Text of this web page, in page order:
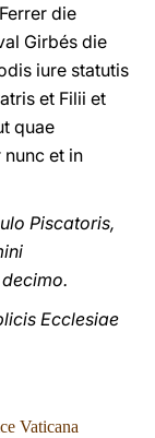
die
Girbés die
iure statutis
et Filii et
quae
et in
Piscatoris,
Ecclesiae
Vaticana